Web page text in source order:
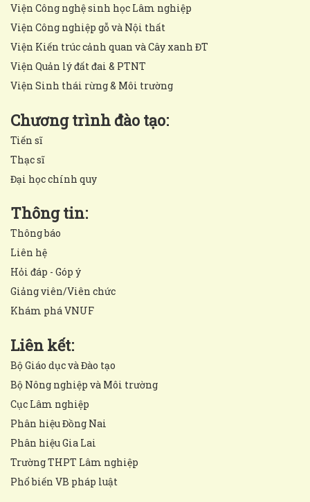
Viện Công nghệ sinh học Lâm nghiệp
Viện Công nghiệp gỗ và Nội thất
Viện Kiến trúc cảnh quan và Cây xanh ĐT
Viện Quản lý đất đai & PTNT
Viện Sinh thái rừng & Môi trường
Chương trình đào tạo:
Tiến sĩ
Thạc sĩ
Đại học chính quy
Thông tin:
Thông báo
Liên hệ
Hỏi đáp - Góp ý
Giảng viên/Viên chức
Khám phá VNUF
Liên kết:
Bộ Giáo dục và Đào tạo
Bộ Nông nghiệp và Môi trường
Cục Lâm nghiệp
Phân hiệu Đồng Nai
Phân hiệu Gia Lai
Trường THPT Lâm nghiệp
Phổ biến VB pháp luật